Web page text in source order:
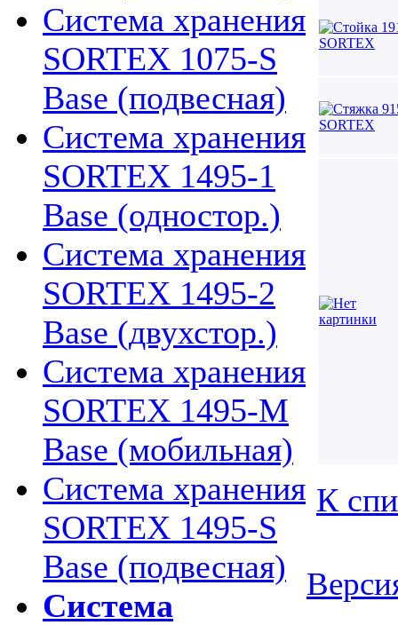
Система хранения
SORTEX 1075-S
Base (подвесная)
Система хранения
SORTEX 1495-1
Base (одностор.)
Система хранения
SORTEX 1495-2
Base (двухстор.)
Система хранения
SORTEX 1495-M
Base (мобильная)
Система хранения
SORTEX 1495-S
Base (подвесная)
Система
К